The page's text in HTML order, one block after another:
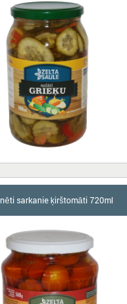
sarkanie ķirštomāti 720ml